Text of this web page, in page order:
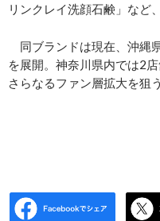
リンクレイ洗顔石鹸」など
同ブランドは現在、沖縄
を展開。神奈川県内では2
さらなるファン層拡大を狙う